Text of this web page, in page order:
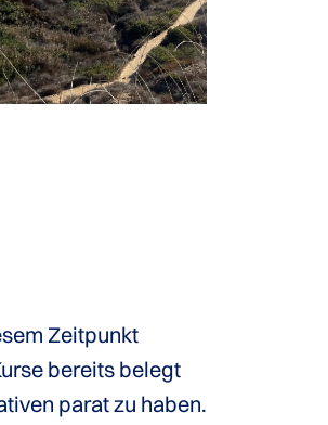
Zeitpunkt
bereits belegt
parat zu haben.